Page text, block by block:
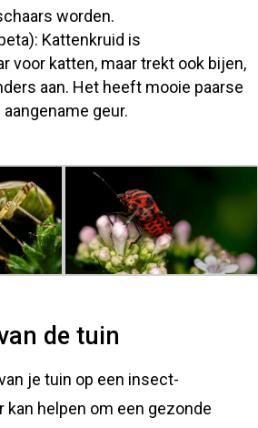
worden.
Kattenkruid is
voor katten, maar trekt ook bijen,
aan. Het heeft mooie paarse
geur.
de tuin
je tuin op een insect-
kan helpen om een gezonde